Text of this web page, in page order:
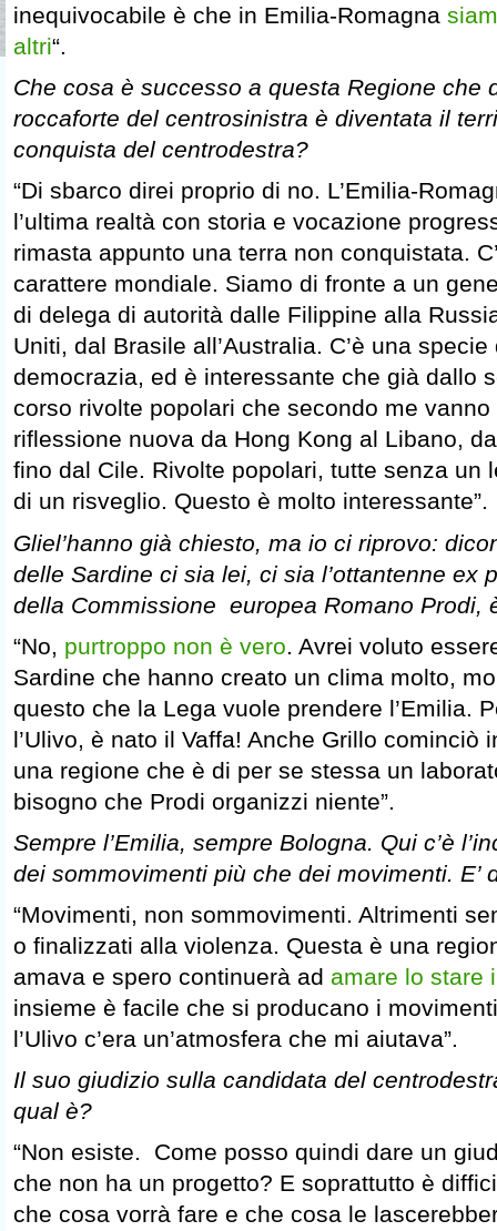
inequivocabile è che in Emilia-Romagna
altri“.
Che cosa è successo a questa Regione che
roccaforte del centrosinistra è diventata il
conquista del centrodestra?
“Di sbarco direi proprio di no. L’Emilia-
l’ultima realtà con storia e vocazione
rimasta appunto una terra non conquistata.
carattere mondiale. Siamo di fronte a un
di delega di autorità dalle Filippine alla
Uniti, dal Brasile all’Australia. C’è una
democrazia, ed è interessante che già dallo
corso rivolte popolari che secondo me
riflessione nuova da Hong Kong al Libano,
fino dal Cile. Rivolte popolari, tutte senza un
di un risveglio. Questo è molto interessante”.
Gliel’hanno già chiesto, ma io ci riprovo:
delle Sardine ci sia lei, ci sia l’ottantenne ex
della Commissione europea Romano Prodi,
“No, purtroppo non è vero. Avrei voluto
Sardine che hanno creato un clima molto,
questo che la Lega vuole prendere l’Emilia.
l’Ulivo, è nato il Vaffa! Anche Grillo cominciò
una regione che è di per se stessa un
bisogno che Prodi organizzi niente”.
Sempre l’Emilia, sempre Bologna. Qui c’è
dei sommovimenti più che dei movimenti. E’
“Movimenti, non sommovimenti. Altrimenti
o finalizzati alla violenza. Questa è una
amava e spero continuerà ad amare lo stare
insieme è facile che si producano i
l’Ulivo c’era un’atmosfera che mi aiutava”.
Il suo giudizio sulla candidata del
qual è?
“Non esiste. Come posso quindi dare un
che non ha un progetto? E soprattutto è
che cosa vorrà fare e che cosa le